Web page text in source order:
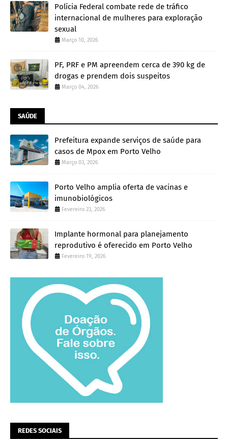
Polícia Federal combate rede de tráfico
internacional de mulheres para exploração
sexual
Março 10, 2026
PF, PRF e PM apreendem cerca de 390 kg de
drogas e prendem dois suspeitos
Março 04, 2026
SAÚDE
Prefeitura expande serviços de saúde para
casos de Mpox em Porto Velho
Março 03, 2026
Porto Velho amplia oferta de vacinas e
imunobiológicos
Fevereiro 23, 2026
Implante hormonal para planejamento
reprodutivo é oferecido em Porto Velho
Fevereiro 19, 2026
REDES SOCIAIS